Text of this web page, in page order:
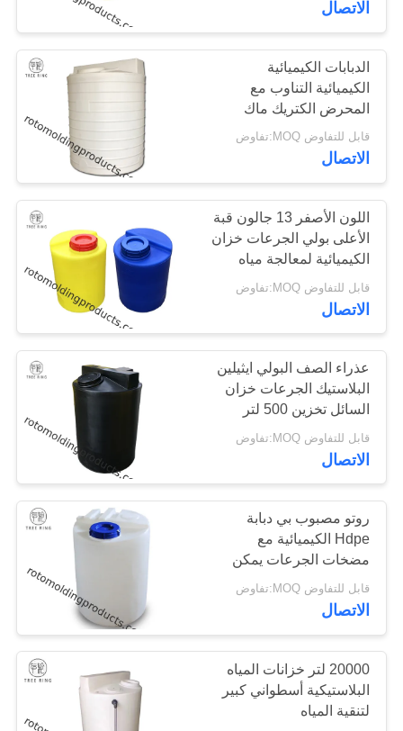
الاتصال
الدبابات الكيميائية
الكيميائية التناوب مع
المحرض الكتريك ماك
3000 حمض مقاومة
قابل للتفاوض MOQ:تفاوض
الاتصال
اللون الأصفر 13 جالون قبة
الأعلى بولي الجرعات خزان
الكيميائية لمعالجة مياه
التبريد
قابل للتفاوض MOQ:تفاوض
الاتصال
عذراء الصف البولي ايثيلين
البلاستيك الجرعات خزان
السائل تخزين 500 لتر
قابل للتفاوض MOQ:تفاوض
الاتصال
روتو مصبوب بي دبابة
Hdpe الكيميائية مع
مضخات الجرعات يمكن
السيطرة عليها و
Agitatiors Mc100
قابل للتفاوض MOQ:تفاوض
الاتصال
20000 لتر خزانات المياه
البلاستيكية أسطواني كبير
لتنقية المياه